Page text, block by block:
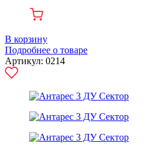
В корзину
Подробнее о товаре
Артикул: 0214